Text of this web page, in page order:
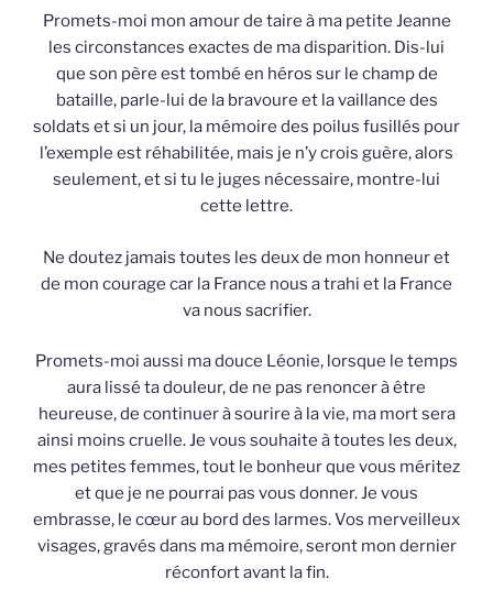
Promets-moi mon amour de taire à ma petite Jeanne
les circonstances exactes de ma disparition. Dis-lui
que son père est tombé en héros sur le champ de
bataille, parle-lui de la bravoure et la vaillance des
soldats et si un jour, la mémoire des poilus fusillés pour
l’exemple est réhabilitée, mais je n’y crois guère, alors
seulement, et si tu le juges nécessaire, montre-lui
cette lettre.
Ne doutez jamais toutes les deux de mon honneur et
de mon courage car la France nous a trahi et la France
va nous sacrifier.
Promets-moi aussi ma douce Léonie, lorsque le temps
aura lissé ta douleur, de ne pas renoncer à être
heureuse, de continuer à sourire à la vie, ma mort sera
ainsi moins cruelle. Je vous souhaite à toutes les deux,
mes petites femmes, tout le bonheur que vous méritez
et que je ne pourrai pas vous donner. Je vous
embrasse, le cœur au bord des larmes. Vos merveilleux
visages, gravés dans ma mémoire, seront mon dernier
réconfort avant la fin.